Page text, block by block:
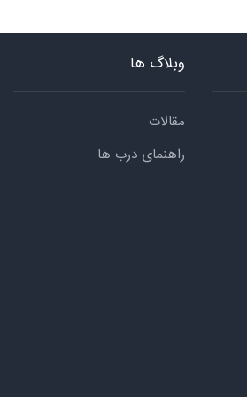
وبلاگ ها
مقالات
راهنمای درب ها